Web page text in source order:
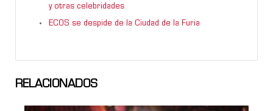
y otras celebridades
ECOS se despide de la Ciudad de la Furia
RELACIONADOS